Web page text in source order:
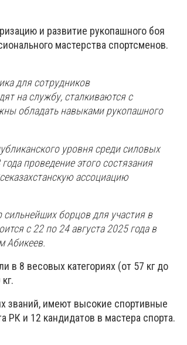
и развитие рукопашного боя
мастерства спортсменов.
для сотрудников
на службу, сталкиваются с
обладать навыками рукопашного
уровня среди силовых
проведение этого состязания
ассоциацию
сильнейших борцов для участия в
с 22 по 24 августа 2025 года в
Абикеев.
в 8 весовых категориях (от 57 кг до
званий, имеют высокие спортивные
РК и 12 кандидатов в мастера спорта.